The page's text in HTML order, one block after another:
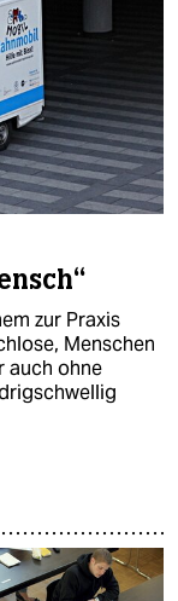
zur Praxis
Menschen
auch ohne